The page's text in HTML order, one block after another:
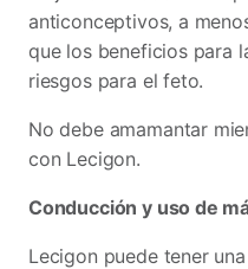
anticonceptivos, a
que los beneficios para
riesgos para el feto.
No debe amamantar
con Lecigon.
Conducción y uso de
Lecigon puede tener